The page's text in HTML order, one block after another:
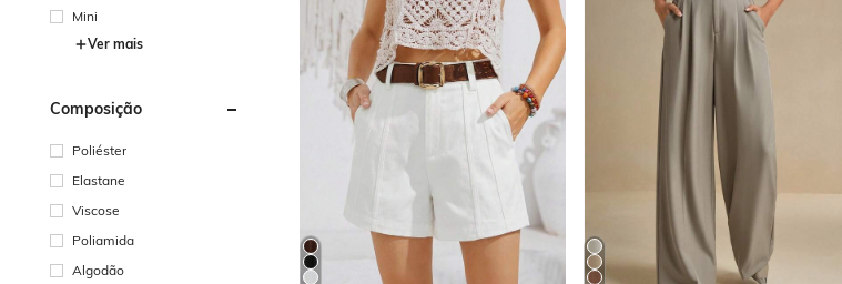
Mini
Ver mais
Composição
Poliéster
Elastane
Viscose
Poliamida
Algodão